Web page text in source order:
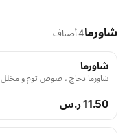
شاورما4 أصناف
شاورما
شاورما دجاج ، صوص ثوم و مخلل
11.50 ر.س